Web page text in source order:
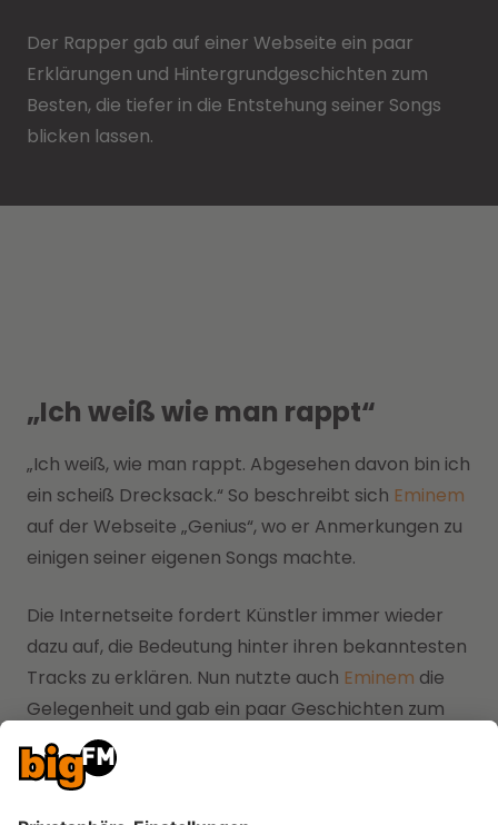
Der Rapper gab auf einer Webseite ein paar
Erklärungen und Hintergrundgeschichten zum
Besten, die tiefer in die Entstehung seiner Songs
blicken lassen.
„Ich weiß wie man rappt“
„Ich weiß, wie man rappt. Abgesehen davon bin ich
ein scheiß Drecksack.“ So beschreibt sich Eminem
auf der Webseite „Genius“, wo er Anmerkungen zu
einigen seiner eigenen Songs machte.
Die Internetseite fordert Künstler immer wieder
dazu auf, die Bedeutung hinter ihren bekanntesten
Tracks zu erklären. Nun nutzte auch Eminem die
Gelegenheit und gab ein paar Geschichten zum
Besten, wie es zu manchen seiner Songs kam.